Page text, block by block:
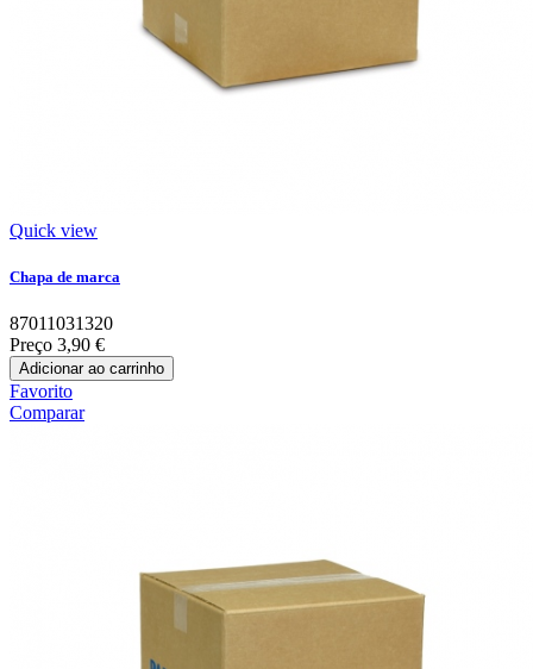
Quick view
Chapa de marca
87011031320
Preço 3,90 €
Adicionar ao carrinho
Favorito
Comparar